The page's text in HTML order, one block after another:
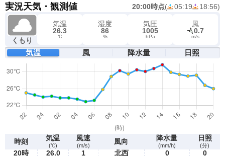
実況天気・観測値 20:00時点( 05:19 18:56)
くもり
気温
26.3
℃
湿度
86
%
気圧
1005
hPa
風
0.7
m/s
気温 風 降水量 日照
時刻 気温
(℃)
風速
(m/s) 風向 降水量
(mm/h)
日照
(分)
20時 26.0 1 北西 0
0